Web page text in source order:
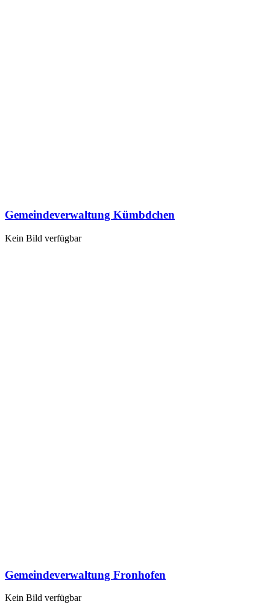
Gemeindeverwaltung Kümbdchen
Kein Bild verfügbar
Gemeindeverwaltung Fronhofen
Kein Bild verfügbar